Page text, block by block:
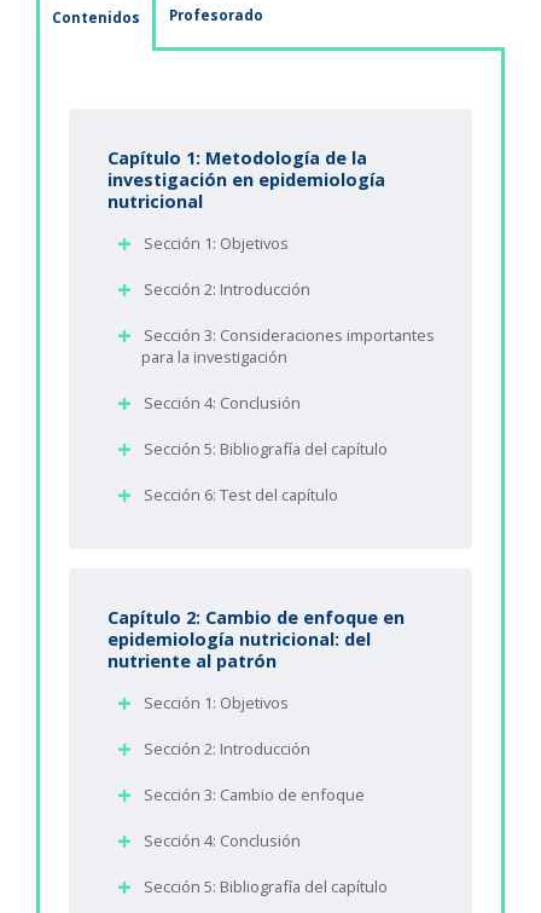
Contenidos Profesorado
Capítulo 1: Metodología de la
investigación en epidemiología
nutricional
Sección 1: Objetivos
Sección 2: Introducción
Sección 3: Consideraciones importantes
para la investigación
Sección 4: Conclusión
Sección 5: Bibliografía del capítulo
Sección 6: Test del capítulo
Capítulo 2: Cambio de enfoque en
epidemiología nutricional: del
nutriente al patrón
Sección 1: Objetivos
Sección 2: Introducción
Sección 3: Cambio de enfoque
Sección 4: Conclusión
Sección 5: Bibliografía del capítulo